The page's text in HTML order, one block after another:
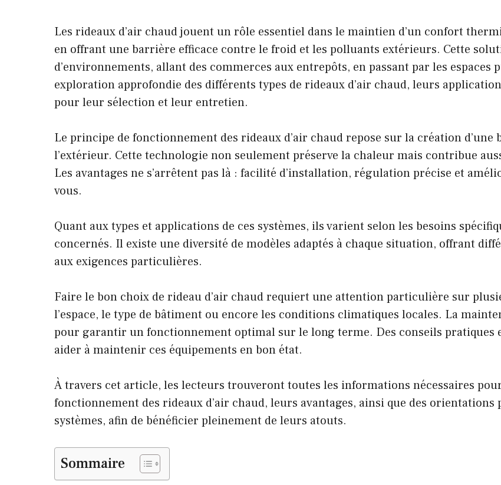
Les rideaux d’air chaud jouent un rôle essentiel dans le maintien d’un confort
en offrant une barrière efficace contre le froid et les polluants extérieurs. Cette
d’environnements, allant des commerces aux entrepôts, en passant par les espaces
exploration approfondie des différents types de rideaux d’air chaud, leurs
pour leur sélection et leur entretien.
Le principe de fonctionnement des rideaux d’air chaud repose sur la création d’une
l’extérieur. Cette technologie non seulement préserve la chaleur mais contribue
Les avantages ne s’arrêtent pas là : facilité d’installation, régulation précise et
vous.
Quant aux types et applications de ces systèmes, ils varient selon les besoins
concernés. Il existe une diversité de modèles adaptés à chaque situation, offrant
aux exigences particulières.
Faire le bon choix de rideau d’air chaud requiert une attention particulière sur
l’espace, le type de bâtiment ou encore les conditions climatiques locales. La
pour garantir un fonctionnement optimal sur le long terme. Des conseils pratiques
aider à maintenir ces équipements en bon état.
À travers cet article, les lecteurs trouveront toutes les informations nécessaires
fonctionnement des rideaux d’air chaud, leurs avantages, ainsi que des
systèmes, afin de bénéficier pleinement de leurs atouts.
Sommaire